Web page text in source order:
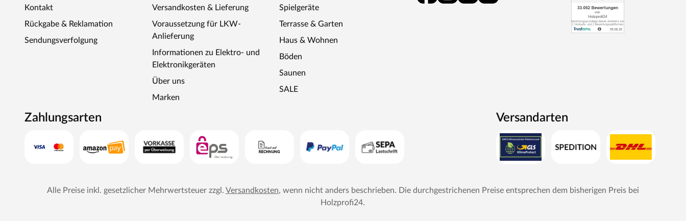
Kontakt
Rückgabe & Reklamation
Sendungsverfolgung
Versandkosten & Lieferung
Voraussetzung für LKW-
Anlieferung
Informationen zu Elektro- und
Elektronikgeräten
Über uns
Marken
Spielgeräte
Terrasse & Garten
Haus & Wohnen
Böden
Saunen
SALE
Zahlungsarten Versandarten
Alle Preise inkl. gesetzlicher Mehrwertsteuer zzgl. Versandkosten, wenn nicht anders beschrieben. Die durchgestrichenen Preise entsprechen dem bisherigen Preis bei
Holzprofi24.